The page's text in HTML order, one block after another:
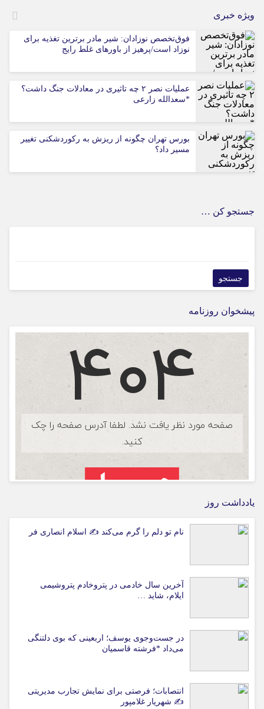
ویژه خبری
فوق‌تخصص نوزادان: شیر مادر برترین تغذیه برای
نوزاد است/پرهیز از باورهای غلط رایج
عملیات نصر ۲ چه تاثیری در معادلات جنگ داشت؟
*سعدالله زارعی
بورس تهران چگونه از ریزش به رکوردشکنی تغییر
مسیر داد؟
جستجو کن …
پیشخوان روزنامه
یادداشت روز
نام تو دلم را گرم می‌کند ✍️ اسلام انصاری فر
آخرین سال خادمی در پتروخادم پتروشیمی
ایلام، شاید …
در جست‌وجوی یوسف؛ اربعینی که بوی دلتنگی
می‌داد *فرشته قاسمیان
انتصابات؛ فرصتی برای نمایش تجارب مدیریتی
✍ شهریار غلامپور